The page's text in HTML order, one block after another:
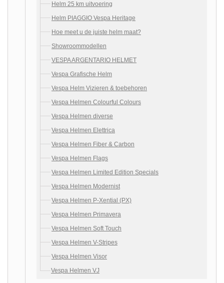
Helm 25 km uitvoering
Helm PIAGGIO Vespa Heritage
Hoe meet u de juiste helm maat?
Showroommodellen
VESPA ARGENTARIO HELMET
Vespa Grafische Helm
Vespa Helm Vizieren & toebehoren
Vespa Helmen Colourful Colours
Vespa Helmen diverse
Vespa Helmen Elettrica
Vespa Helmen Fiber & Carbon
Vespa Helmen Flags
Vespa Helmen Limited Edition Specials
Vespa Helmen Modernist
Vespa Helmen P-Xential (PX)
Vespa Helmen Primavera
Vespa Helmen Soft Touch
Vespa Helmen V-Stripes
Vespa Helmen Visor
Vespa Helmen VJ